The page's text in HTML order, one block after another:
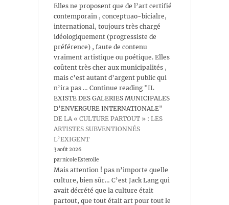
Elles ne proposent que de l’art certifié
contemporain , conceptuao-bicialre,
international, toujours très chargé
idéologiquement (progressiste de
préférence) , faute de contenu
vraiment artistique ou poétique. Elles
coûtent très cher aux municipalités ,
mais c’est autant d’argent public qui
n’ira pas … Continue reading "IL
EXISTE DES GALERIES MUNICIPALES
D’ENVERGURE INTERNATIONALE"
DE LA « CULTURE PARTOUT » : LES
ARTISTES SUBVENTIONNÉS
L’EXIGENT
3 août 2026
par nicole Esterolle
Mais attention ! pas n’importe quelle
culture, bien sûr… C’est Jack Lang qui
avait décrété que la culture était
partout, que tout était art pour tout le